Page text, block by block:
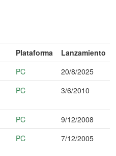
Plataforma
Lanzamiento
PC
20/8/2025
PC 3/6/2010
PC
9/12/2008
PC 7/12/2005